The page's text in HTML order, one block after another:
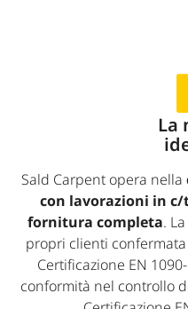
La
Sald Carpent opera nella
con lavorazioni in
fornitura completa.
propri clienti
Certificazione EN
conformità nel controllo